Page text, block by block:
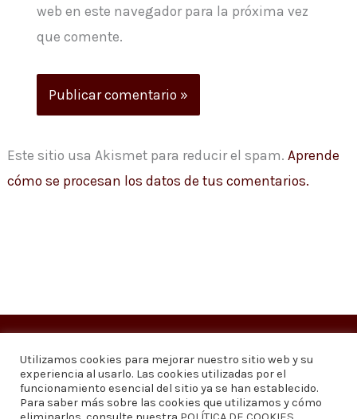
web en este navegador para la próxima vez
que comente.
Este sitio usa Akismet para reducir el spam.Aprende
cómo se procesan los datos de tus comentarios.
Copyright © 2026Visión 20/20 Noticias
Visión 20/20 Noticias - Edición 1.095
Utilizamos cookies para mejorar nuestro sitio web y su
experiencia al usarlo. Las cookies utilizadas por el
funcionamiento esencial del sitio ya se han establecido.
Para saber más sobre las cookies que utilizamos y cómo